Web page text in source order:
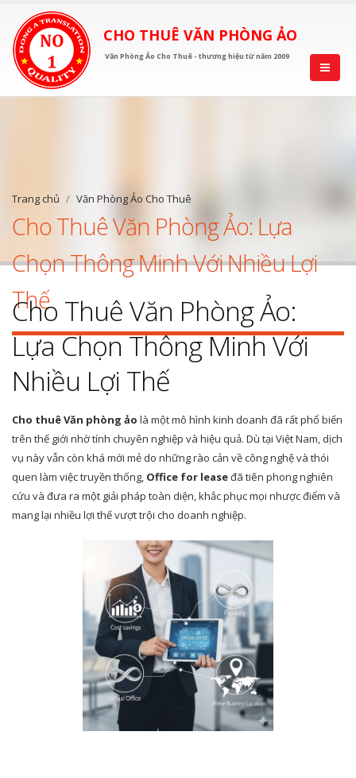
CHO THUÊ VĂN PHÒNG ẢO
Văn Phòng Ảo Cho Thuê - thương hiệu từ năm 2009
Trang chủ Văn Phòng Ảo Cho Thuê
Cho Thuê Văn Phòng Ảo: Lựa
Chọn Thông Minh Với Nhiều Lợi
Thế
Cho Thuê Văn Phòng Ảo:
Lựa Chọn Thông Minh Với
Nhiều Lợi Thế
Cho thuê Văn phòng ảo là một mô hình kinh doanh đã rất phổ biến
trên thế giới nhờ tính chuyên nghiệp và hiệu quả. Dù tại Việt Nam, dịch
vụ này vẫn còn khá mới mẻ do những rào cản về công nghệ và thói
quen làm việc truyền thống, Office for leaseđã tiên phong nghiên
cứu và đưa ra một giải pháp toàn diện, khắc phục mọi nhược điểm và
mang lại nhiều lợi thế vượt trội cho doanh nghiệp.